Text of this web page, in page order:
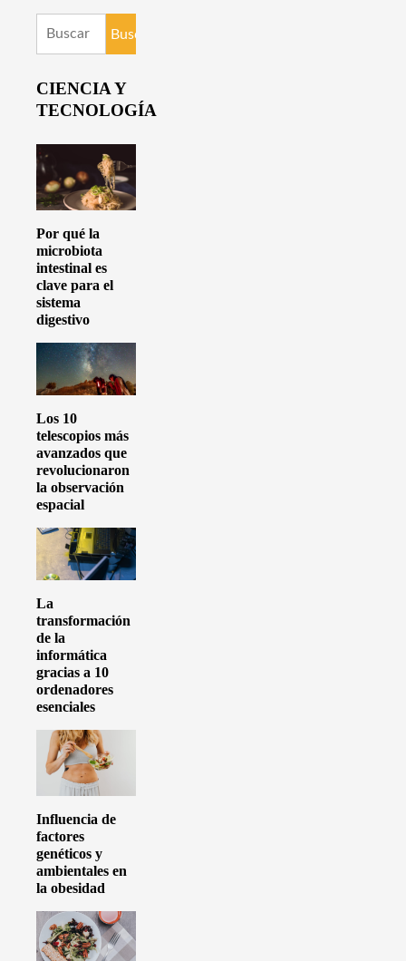
Buscar:
CIENCIA Y
TECNOLOGÍA
Por qué la
microbiota
intestinal es
clave para el
sistema
digestivo
Los 10
telescopios más
avanzados que
revolucionaron
la observación
espacial
La
transformación
de la
informática
gracias a 10
ordenadores
esenciales
Influencia de
factores
genéticos y
ambientales en
la obesidad